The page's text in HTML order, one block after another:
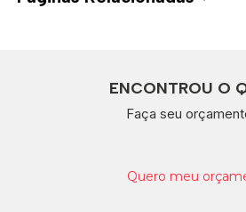
ENCONTROU O
Faça seu
Quero meu